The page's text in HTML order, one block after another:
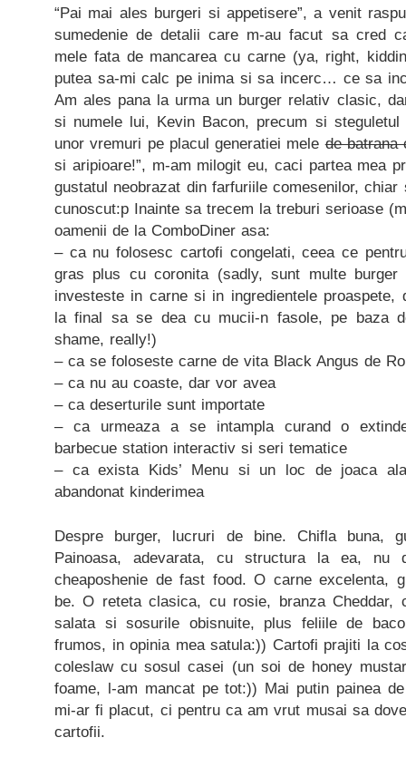
“Pai mai ales burgeri si appetisere”, a venit
sumedenie de detalii care m-au facut sa cred
mele fata de mancarea cu carne (ya, right,
putea sa-mi calc pe inima si sa incerc… ce sa
Am ales pana la urma un burger relativ clasic,
si numele lui, Kevin Bacon, precum si
unor vremuri pe placul generatiei melede batrana
si aripioare!”, m-am milogit eu, caci partea mea
gustatul neobrazat din farfuriile comesenilor,
cunoscut:p Inainte sa trecem la treburi serioase
oamenii de la ComboDiner asa:
– ca nu folosesc cartofi congelati, ceea ce
gras plus cu coronita (sadly, sunt multe
investeste in carne si in ingredientele proaspete,
la final sa se dea cu mucii-n fasole, pe baza
shame, really!)
– ca se foloseste carne de vita Black Angus de
– ca nu au coaste, dar vor avea
– ca deserturile sunt importate
– ca urmeaza a se intampla curand o
barbecue station interactiv si seri tematice
– ca exista Kids’ Menu si un loc de joaca
abandonat kinderimea
Despre burger, lucruri de bine. Chifla buna,
Painoasa, adevarata, cu structura la ea, nu
cheaposhenie de fast food. O carne excelenta,
be. O reteta clasica, cu rosie, branza Cheddar,
salata si sosurile obisnuite, plus feliile de
frumos, in opinia mea satula:)) Cartofi prajiti la
coleslaw cu sosul casei (un soi de honey
foame, l-am mancat pe tot:)) Mai putin painea
mi-ar fi placut, ci pentru ca am vrut musai sa
cartofii.